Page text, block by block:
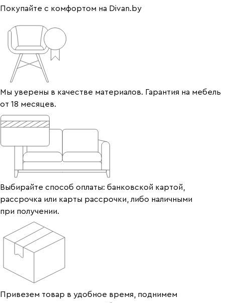
Покупайте с комфортом на Divan.by
Мы уверены в качестве материалов. Гарантия на мебель
от 18 месяцев.
Выбирайте способ оплаты: банковской картой,
рассрочка или карты рассрочки, либо наличными
при получении.
Привезем товар в удобное время, поднимем